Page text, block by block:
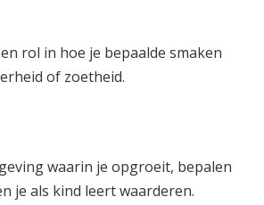
rol in hoe je bepaalde smaken
of zoetheid.
waarin je opgroeit, bepalen
je als kind leert waarderen.